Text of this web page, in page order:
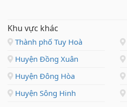
Khu vực khác
Thành phố Tuy Hoà
Huyện Đồng Xuân
Huyện Đông Hòa
Huyện Sông Hinh